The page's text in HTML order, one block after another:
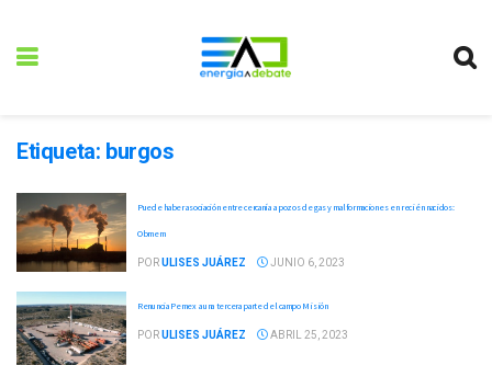
Etiqueta: burgos
Puede haber asociación entre cercanía a pozos de gas y malformaciones en recién nacidos:
Obmem
PORULISES JUÁREZ JUNIO 6, 2023
Renuncia Pemex a una tercera parte del campo Misión
PORULISES JUÁREZ ABRIL 25, 2023